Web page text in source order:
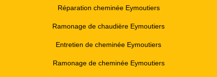
Réparation cheminée Eymoutiers
Ramonage de chaudière Eymoutiers
Entretien de cheminée Eymoutiers
Ramonage de cheminée Eymoutiers